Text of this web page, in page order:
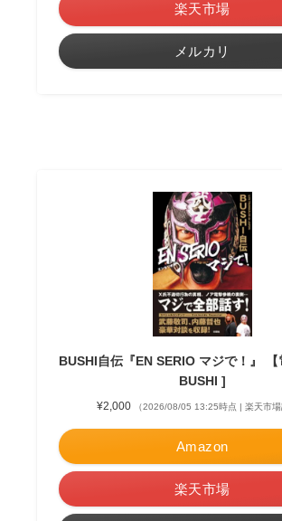
楽天市場
メルカリ
BUSHI自伝『EN SERIO マジで！』
BUSHI ]
¥2,000 （2026/08/05 13:25時点 | 楽天市場
Amazon
楽天市場